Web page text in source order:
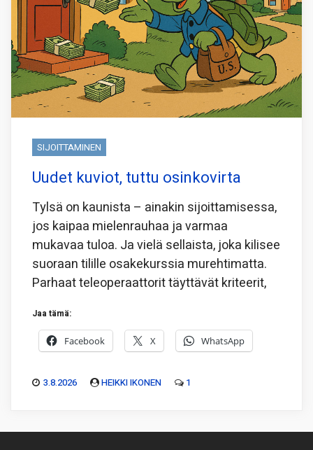
SIJOITTAMINEN
Uudet kuviot, tuttu osinkovirta
Tylsä on kaunista – ainakin sijoittamisessa,
jos kaipaa mielenrauhaa ja varmaa
mukavaa tuloa. Ja vielä sellaista, joka kilisee
suoraan tilille osakekurssia murehtimatta.
Parhaat teleoperaattorit täyttävät kriteerit,
Jaa tämä:
Facebook X WhatsApp
3.8.2026 HEIKKI IKONEN 1